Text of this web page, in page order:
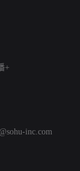
+
inc.com